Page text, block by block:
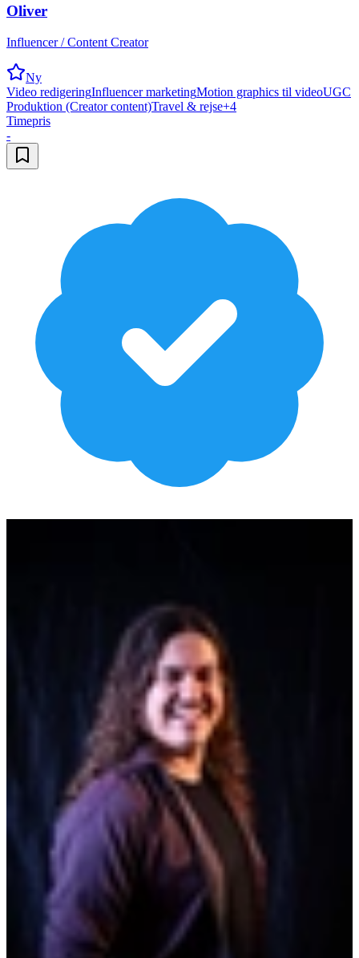
Oliver
Influencer / Content Creator
Ny
Video redigeringInfluencer marketingMotion graphics til videoUGC
Produktion (Creator content)Travel & rejse+4
Timepris
-